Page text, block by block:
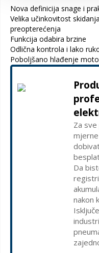
Nova definicija snage i
Velika učinkovitost
preopterećenja
Funkcija odabira brzine
Odlična kontrola i lako
Poboljšano hlađenje
Za
Da
nakon